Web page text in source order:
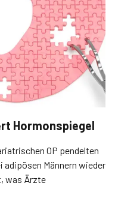
Hormonspiegel
OP pendelten
adipösen Männern wieder
was Ärzte